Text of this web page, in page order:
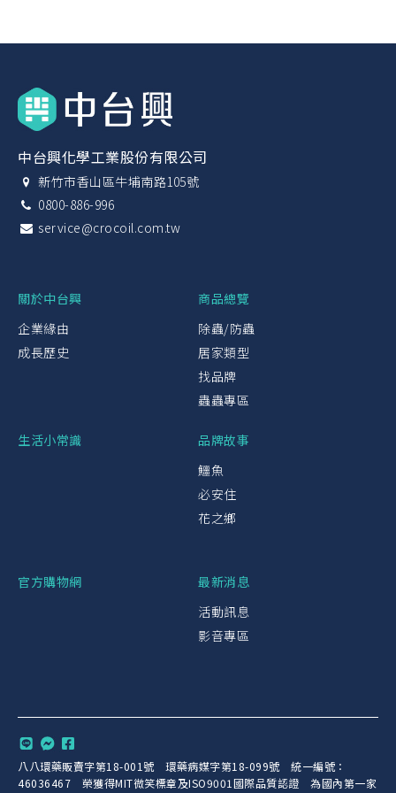
中台興化學工業股份有限公司
新竹市香山區牛埔南路105號
0800-886-996
service@crocoil.com.tw
關於中台興
企業緣由
成長歷史
商品總覽
除蟲/防蟲
居家類型
找品牌
蟲蟲專區
生活小常識
品牌故事
鱷魚
必安住
花之鄉
官方購物網
最新消息
活動訊息
影音專區
八八環藥販賣字第18-001號 環藥病媒字第18-099號 統一編號：
46036467 榮獲得MIT微笑標章及ISO9001國際品質認證 為國內第一家